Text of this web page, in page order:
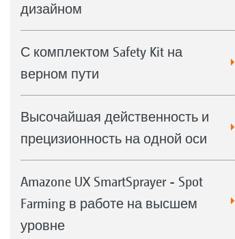
дизайном
С комплектом Safety Kit на
верном пути
Высочайшая действенность и
прецизионность на одной оси
Amazone UX SmartSprayer - Spot
Farming в работе на высшем
уровне